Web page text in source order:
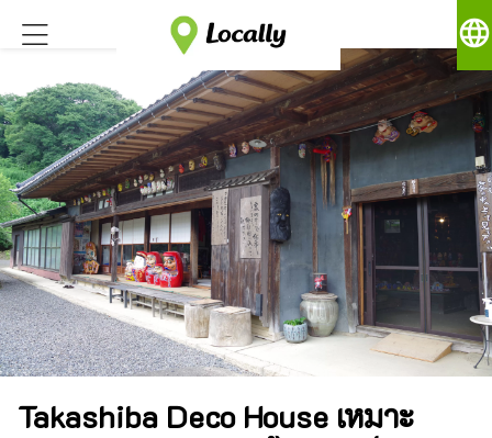
language
Takashiba Deco House เหมาะ